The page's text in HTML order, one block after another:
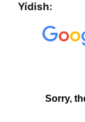
Yídish: